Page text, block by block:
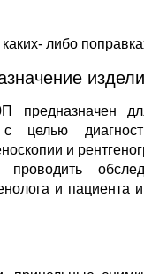
либо
предназначен
с целью
и
проводить
и пациента